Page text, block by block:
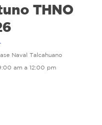
THNO
Naval Talcahuano
am a 12:00 pm